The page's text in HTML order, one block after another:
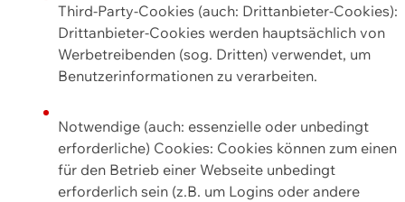
Third-Party-Cookies (auch: Drittanbieter-Cookies):
Drittanbieter-Cookies werden hauptsächlich von
Werbetreibenden (sog. Dritten) verwendet, um
Benutzerinformationen zu verarbeiten.
Notwendige (auch: essenzielle oder unbedingt
erforderliche) Cookies: Cookies können zum einen
für den Betrieb einer Webseite unbedingt
erforderlich sein (z.B. um Logins oder andere